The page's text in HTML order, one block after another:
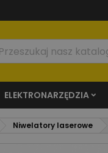
ELEKTRONARZĘDZIA
Niwelatory laserowe